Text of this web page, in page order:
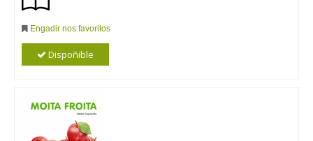
Engadir nos favoritos
Dispoñible